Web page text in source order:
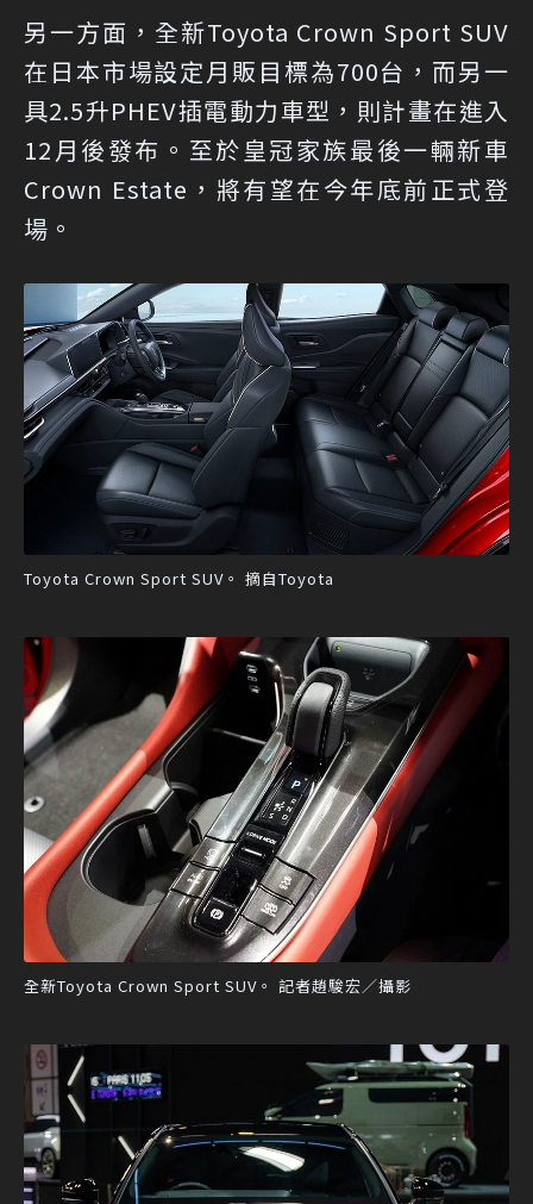
另一方面，全新Toyota Crown Sport SUV
在日本市場設定月販目標為700台，而另一
具2.5升PHEV插電動力車型，則計畫在進入
12月後發布。至於皇冠家族最後一輛新車
Crown Estate，將有望在今年底前正式登
場。
Toyota Crown Sport SUV。 摘自Toyota
全新Toyota Crown Sport SUV。 記者趙駿宏／攝影